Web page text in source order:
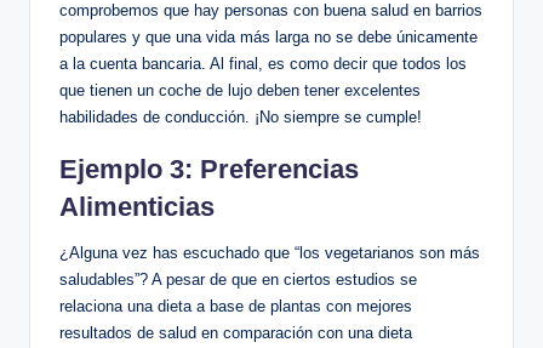
comprobemos que hay personas con buena salud en barrios
populares y que una vida más larga no se debe únicamente
a la cuenta bancaria. Al final, es como decir que todos los
que tienen un coche de lujo deben tener excelentes
habilidades de conducción. ¡No siempre se cumple!
Ejemplo 3: Preferencias
Alimenticias
¿Alguna vez has escuchado que “los vegetarianos son más
saludables”? A pesar de que en ciertos estudios se
relaciona una dieta a base de plantas con mejores
resultados de salud en comparación con una dieta